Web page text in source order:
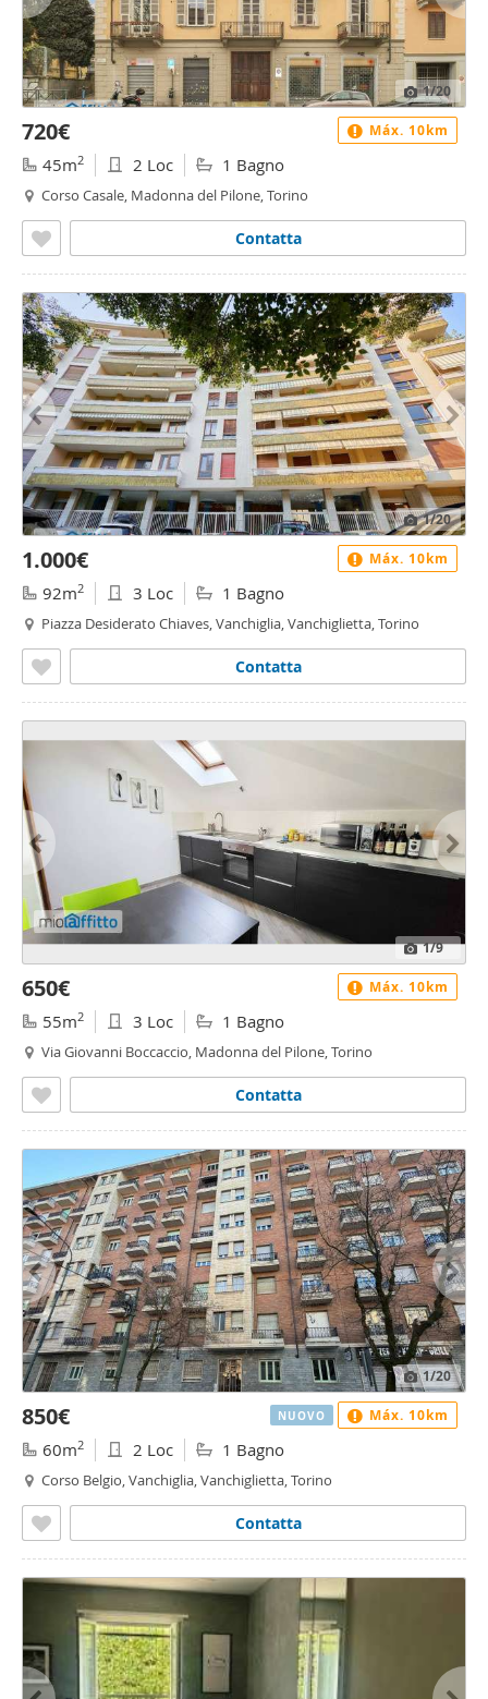
1/20
720€
45m2 2 Loc 1 Bagno
Corso Casale, Madonna del Pilone, Torino
Contatta
Máx. 10km
1/20
1.000€
92m2 3 Loc 1 Bagno
Piazza Desiderato Chiaves, Vanchiglia, Vanchiglietta, Torino
Contatta
Máx. 10km
1/9
650€
55m2 3 Loc 1 Bagno
Via Giovanni Boccaccio, Madonna del Pilone, Torino
Contatta
Máx. 10km
1/20
850€
60m2 2 Loc 1 Bagno
Corso Belgio, Vanchiglia, Vanchiglietta, Torino
Contatta
NUOVO Máx. 10km